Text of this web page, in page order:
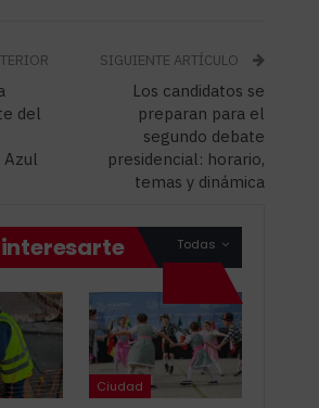
del
Azul
SIGUIENTE ARTÍCULO
Los candidatos se
preparan para el
segundo debate
presidencial: horario,
temas y dinámica
Todas
Ciudad